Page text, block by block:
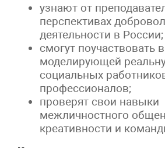
узнают от
перспективах
деятельности в России;
смогут поучаствовать
моделирующей
социальных
профессионалов;
проверят свои навыки
межличностного
креативности и